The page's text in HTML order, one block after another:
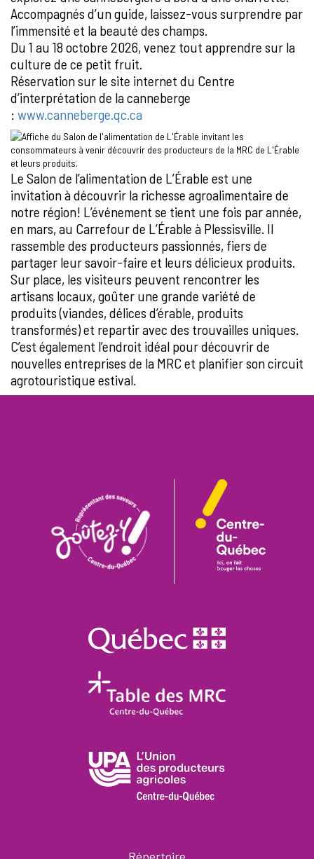
Accompagnés d’un guide, laissez-vous surprendre par
l’immensité et la beauté des champs.
Du 1 au 18 octobre 2026, venez tout apprendre sur la
culture de ce petit fruit.
Réservation sur le site internet du Centre
d’interprétation de la canneberge
: www.canneberge.qc.ca
Le Salon de l’alimentation de L’Érable est une
invitation à découvrir la richesse agroalimentaire de
notre région! L’événement se tient une fois par année,
en mars, au Carrefour de L’Érable à Plessisville. Il
rassemble des producteurs passionnés, fiers de
partager leur savoir-faire et leurs délicieux produits.
Sur place, les visiteurs peuvent rencontrer les
artisans locaux, goûter une grande variété de
produits (viandes, délices d’érable, produits
transformés) et repartir avec des trouvailles uniques.
C’est également l’endroit idéal pour découvrir de
nouvelles entreprises de la MRC et planifier son circuit
agrotouristique estival.
Répertoire